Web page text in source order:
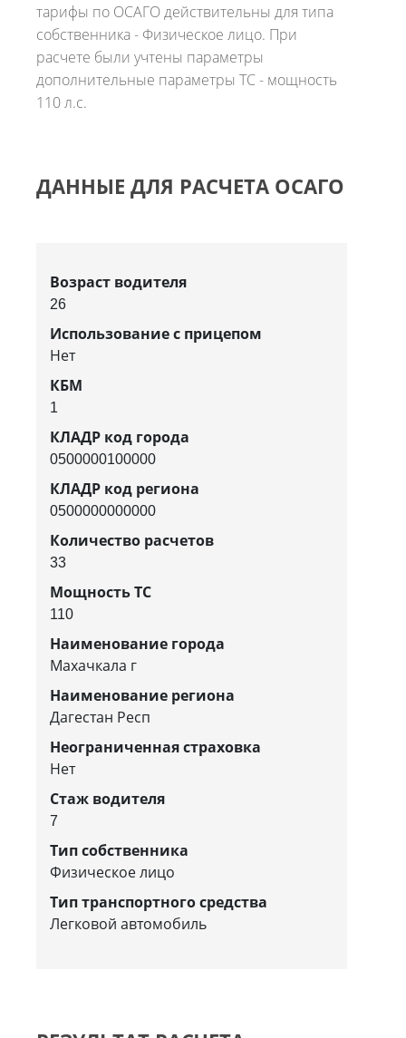
тарифы по ОСАГО действительны для типа
собственника - Физическое лицо. При
расчете были учтены параметры
дополнительные параметры ТС - мощность
110 л.с.
ДАННЫЕ ДЛЯ РАСЧЕТА ОСАГО
Возраст водителя
26
Использование с прицепом
Нет
КБМ
1
КЛАДР код города
0500000100000
КЛАДР код региона
0500000000000
Количество расчетов
33
Мощность ТС
110
Наименование города
Махачкала г
Наименование региона
Дагестан Респ
Неограниченная страховка
Нет
Стаж водителя
7
Тип собственника
Физическое лицо
Тип транспортного средства
Легковой автомобиль